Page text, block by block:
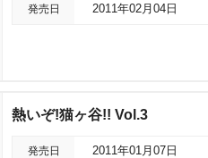
発売日 2011年02月04日
熱いぞ!猫ヶ谷!! Vol.3
発売日 2011年01月07日